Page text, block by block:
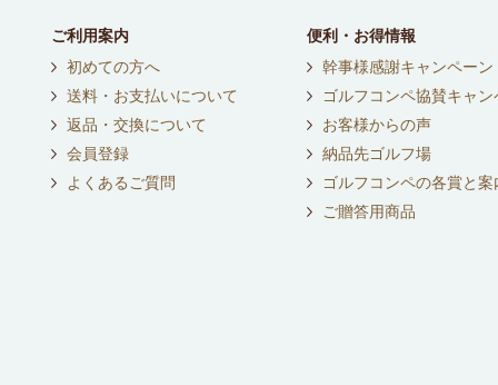
ご利用案内
初めての方へ
送料・お支払いについて
返品・交換について
会員登録
よくあるご質問
便利・お得情報
幹事様感謝キャンペーン
ゴルフコンペ協賛キャン
お客様からの声
納品先ゴルフ場
ゴルフコンペの各賞と案
ご贈答用商品